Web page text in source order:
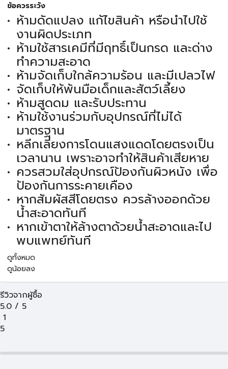
ข้อควรระวัง
ห้ามดัดแปลง แก้ไขสินค้า หรือนำไปใช้
งานผิดประเภท
ห้ามใช้สารเคมีที่มีฤทธิ์เป็นกรด และด่าง
ทำความสะอาด
ห้ามจัดเก็บใกล้ความร้อน และมีเปลวไฟ
จัดเก็บให้พ้นมือเด็กและสัตว์เลี้ยง
ห้ามสูดดม และรับประทาน
ห้ามใช้งานร่วมกับอุปกรณ์ที่ไม่ได้
มาตรฐาน
หลีกเลี่ยงการโดนแสงแดดโดยตรงเป็น
เวลานาน เพราะอาจทำให้สินค้าเสียหาย
ควรสวมใส่อุปกรณ์ป้องกันผิวหนัง เพื่อ
ป้องกันการระคายเคือง
หากสัมผัสสีโดยตรง ควรล้างออกด้วย
น้ำสะอาดทันที
หากเข้าตาให้ล้างตาด้วยน้ำสะอาดและไป
พบแพทย์ทันที
ดูทั้งหมด
ดูน้อยลง
รีวิวจากผู้ซื้อ
5.0 / 5
1
5